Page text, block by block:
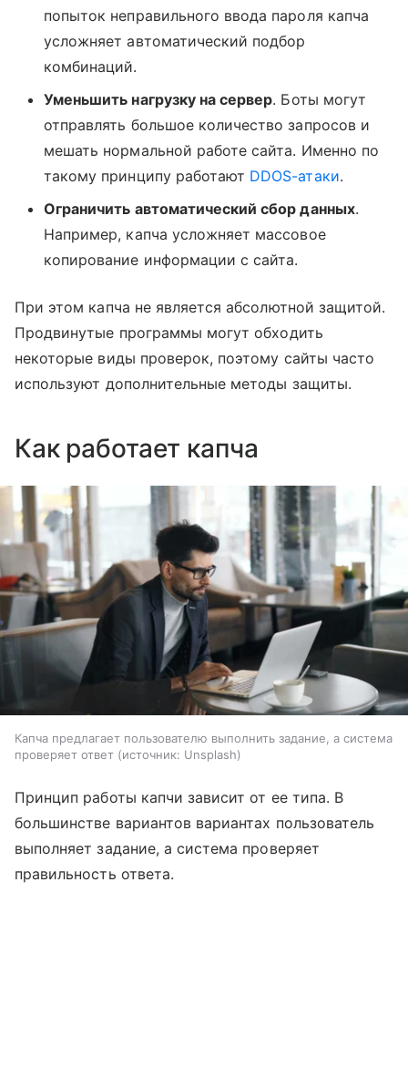
попыток неправильного ввода пароля капча
усложняет автоматический подбор
комбинаций.
Уменьшить нагрузку на сервер. Боты могут
отправлять большое количество запросов и
мешать нормальной работе сайта. Именно по
такому принципу работают DDOS-атаки.
Ограничить автоматический сбор данных.
Например, капча усложняет массовое
копирование информации с сайта.
При этом капча не является абсолютной защитой.
Продвинутые программы могут обходить
некоторые виды проверок, поэтому сайты часто
используют дополнительные методы защиты.
Как работает капча
Капча предлагает пользователю выполнить задание, а система
проверяет ответ
источник: Unsplash
Принцип работы капчи зависит от ее типа. В
большинстве вариантов вариантах пользователь
выполняет задание, а система проверяет
правильность ответа.